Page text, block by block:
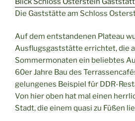
Die Gaststätte am Schloss
Auf dem entstandenen Plateau
Ausflugsgaststätte errichtet, die
Sommermonaten ein beliebtes
60er Jahre Bau des
gelungenes Beispiel für DDR-
Von hier oben hat mal einen
Stadt, die einem quasi zu Füßen